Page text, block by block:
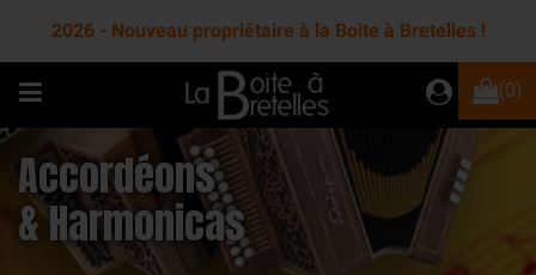
2026 - Nouveau propriétaire à la Boite à Bretelles !
(0)
Accordéons
& Harmonicas